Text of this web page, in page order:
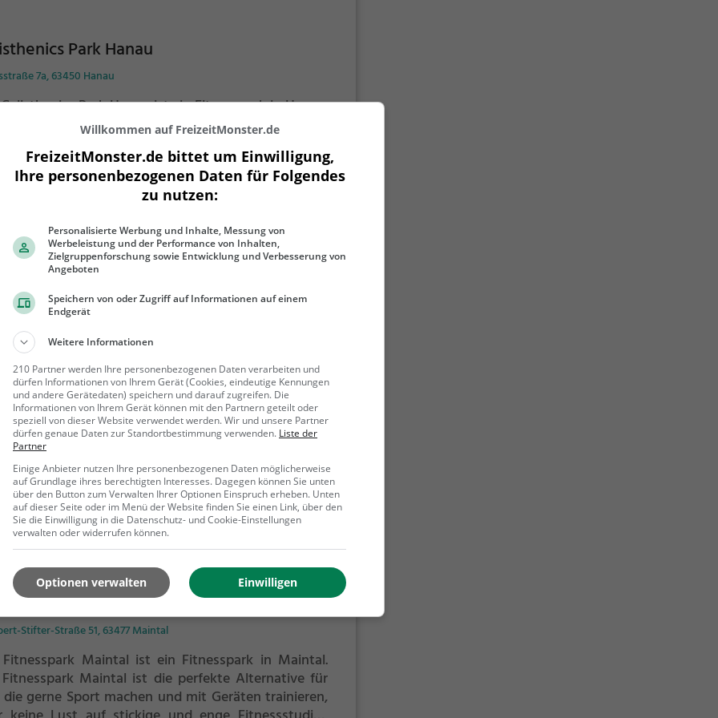
Park Hanau
7a, 63450 Hanau
Park Hanau ist ein Fitnesspark in Hanau.
Calisthenics Park Hanau ist die perfekte Alternative
aber keine Lust auf stickige und enge
haben. Kraft- und Ausdauertraining wie
Fitnessstudio aber an der frischen Luft. Im
Training:
Neuberg
Nähe von Neuberg, 63543 Neuberg
Fitnesspark Neuberg ist ein Fitnesspark in Neuberg.
Fitnesspark Neuberg ist die perfekte Alternative für
die gerne Sport machen und mit Geräten trainieren,
keine Lust auf stickige und enge Fitnessstudios
Mehr erfahren
Maintal
Stifter-Straße 51, 63477 Maintal
Maintal ist ein Fitnesspark in Maintal.
Maintal ist die perfekte Alternative für
die gerne Sport machen und mit Geräten trainieren,
Willkommen auf FreizeitMonster.de
FreizeitMonster.de bittet um Einwilligung,
Ihre personenbezogenen Daten für Folgendes
zu nutzen:
Personalisierte Werbung und Inhalte, Messung von
Werbeleistung und der Performance von Inhalten,
Zielgruppenforschung sowie Entwicklung und Verbesserung von
Angeboten
Speichern von oder Zugriff auf Informationen auf einem
Endgerät
Weitere Informationen
210 Partner werden Ihre personenbezogenen Daten verarbeiten und
dürfen Informationen von Ihrem Gerät (Cookies, eindeutige Kennungen
und andere Gerätedaten) speichern und darauf zugreifen. Die
Informationen von Ihrem Gerät können mit den Partnern geteilt oder
speziell von dieser Website verwendet werden. Wir und unsere Partner
dürfen genaue Daten zur Standortbestimmung verwenden. Liste der
Partner
Einige Anbieter nutzen Ihre personenbezogenen Daten möglicherweise
auf Grundlage ihres berechtigten Interesses. Dagegen können Sie unten
über den Button zum Verwalten Ihrer Optionen Einspruch erheben. Unten
auf dieser Seite oder im Menü der Website finden Sie einen Link, über den
Sie die Einwilligung in die Datenschutz- und Cookie-Einstellungen
verwalten oder widerrufen können.
Einwilligen
Optionen verwalten